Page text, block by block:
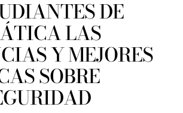
DE
LAS
Y MEJORES
SOBRE